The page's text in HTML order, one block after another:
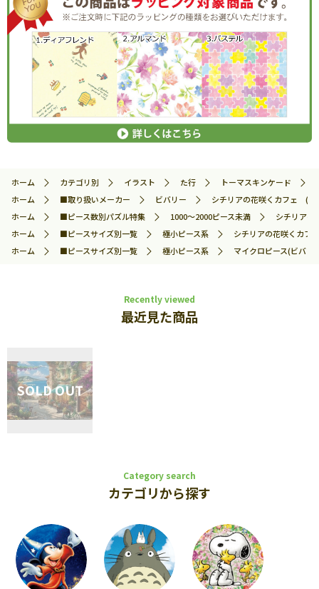
ホーム カテゴリ別 イラスト た行 トーマスキンケード
ホーム
■取り扱いメーカー ビバリー
シチリアの花咲くカフェ (
ホーム
■ピース数別パズル特集 1000～2000ピース未満
シチリア
ホーム
■ピースサイズ別一覧 極小ピース系
シチリアの花咲くカ
ホーム
■ピースサイズ別一覧 極小ピース系 マイクロピース(ビバリ
Recently viewed
最近見た商品
Category search
カテゴリから探す